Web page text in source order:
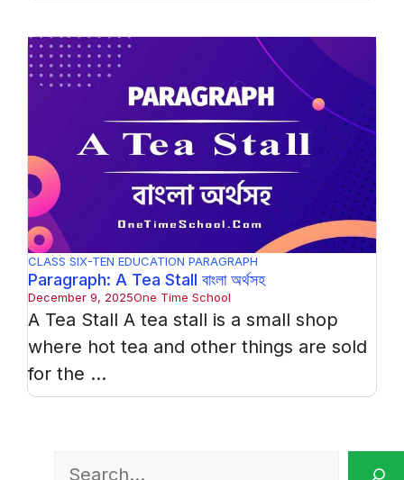
CLASS SIX-TEN EDUCATION PARAGRAPH
Paragraph: A Tea Stall বাংলা অর্থসহ
December 9, 2025One Time School
A Tea Stall A tea stall is a small shop
where hot tea and other things are sold
for the ...
Search